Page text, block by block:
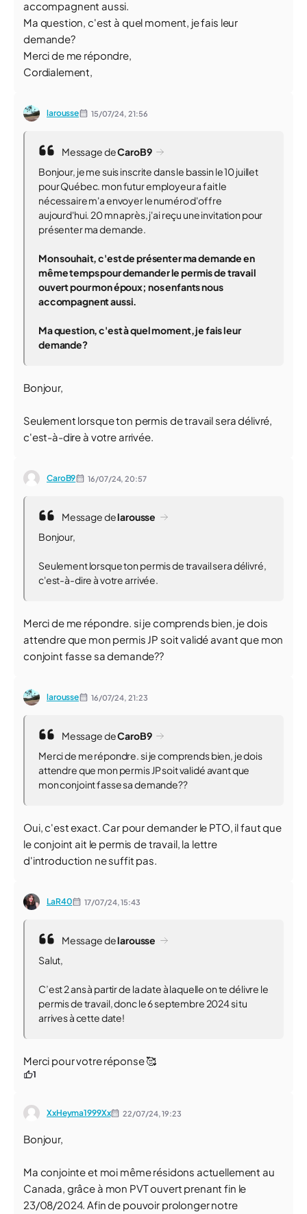
accompagnent aussi.
Ma question, c'est à quel moment, je fais leur
demande?
Merci de me répondre,
Cordialement,
larousse 15/07/24, 21:56
Message deCaroB9
Bonjour, je me suis inscrite dans le bassin le 10 juillet
pour Québec. mon futur employeur a fait le
nécessaire m'a envoyer le numéro d'offre
aujourd'hui. 20 mn après, j'ai reçu une invitation pour
présenter ma demande.
Mon souhait, c'est de présenter ma demande en
même temps pour demander le permis de travail
ouvert pour mon époux; nos enfants nous
accompagnent aussi.
Ma question, c'est à quel moment, je fais leur
demande?
Bonjour,
Seulement lorsque ton permis de travail sera délivré,
c'est-à-dire à votre arrivée.
CaroB9 16/07/24,20:57
Message delarousse
Bonjour,
Seulement lorsque ton permis de travail sera délivré,
c'est-à-dire à votre arrivée.
Merci de me répondre. si je comprends bien, je dois
attendre que mon permis JP soit validé avant que mon
conjoint fasse sa demande??
larousse 16/07/24, 21:23
Message deCaroB9
Merci de me répondre. si je comprends bien, je dois
attendre que mon permis JP soit validé avant que
mon conjoint fasse sa demande??
Oui, c'est exact. Car pour demander le PTO, il faut que
le conjoint ait le permis de travail, la lettre
d'introduction ne suffit pas.
LaR40 17/07/24,15:43
Message delarousse
Salut,
C’est 2 ans à partir de la date à laquelle on te délivre le
permis de travail, donc le 6 septembre 2024 si tu
arrives à cette date!
Merci pour votre réponse 🥰
1
XxHeyma1999Xx 22/07/24,19:23
Bonjour,
Ma conjointe et moi même résidons actuellement au
Canada, grâce à mon PVT ouvert prenant fin le
23/08/2024. Afin de pouvoir prolonger notre